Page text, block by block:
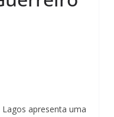
apresenta uma